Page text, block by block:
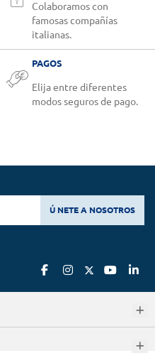
Colaboramos con
famosas compañías
italianas.
PAGOS
Elija entre diferentes
modos seguros de pago.
Ú NETE A NOSOTROS